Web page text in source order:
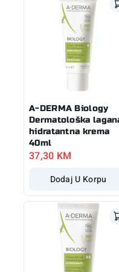
A-DERMA Biology
Dermatološka
hidratantna krema
40ml
37,30 KM
Dodaj U Korpu